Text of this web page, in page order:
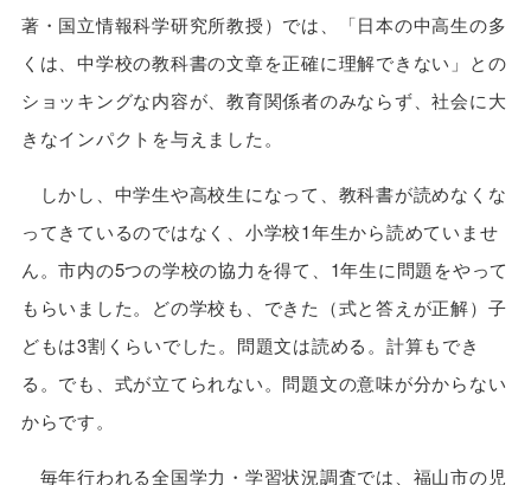
著・国立情報科学研究所教授）では、「日本の中高生の多
くは、中学校の教科書の文章を正確に理解できない」との
ショッキングな内容が、教育関係者のみならず、社会に大
きなインパクトを与えました。
しかし、中学生や高校生になって、教科書が読めなくな
ってきているのではなく、小学校1年生から読めていませ
ん。市内の5つの学校の協力を得て、1年生に問題をやって
もらいました。どの学校も、できた（式と答えが正解）子
どもは3割くらいでした。問題文は読める。計算もでき
る。でも、式が立てられない。問題文の意味が分からない
からです。
毎年行われる全国学力・学習状況調査では、福山市の児